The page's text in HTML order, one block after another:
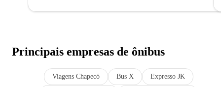
Principais empresas de ônibus
Viagens Chapecó Bus X Expresso JK